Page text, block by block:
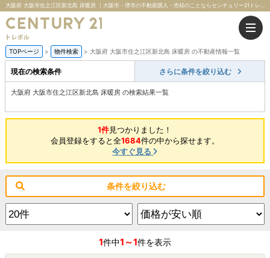
TOPページ 物件検索 大阪府 大阪市住之江区新北島 床暖房 の不動産情報一覧
現在の検索条件 さらに条件を絞り込む
大阪府 大阪市住之江区新北島 床暖房 の検索結果一覧
1件見つかりました！
会員登録をすると全1684件の中から探せます。
今すぐ見る
条件を絞り込む
1件中1～1件を表示